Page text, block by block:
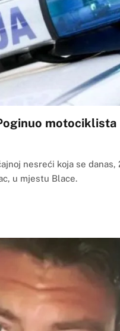
motociklista
nesreći koja se danas,
u mjestu Blace.